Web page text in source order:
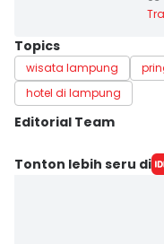
Topics
wisata lampung
hotel di lampung
Editorial Team
Editor
Tonton lebih seru di